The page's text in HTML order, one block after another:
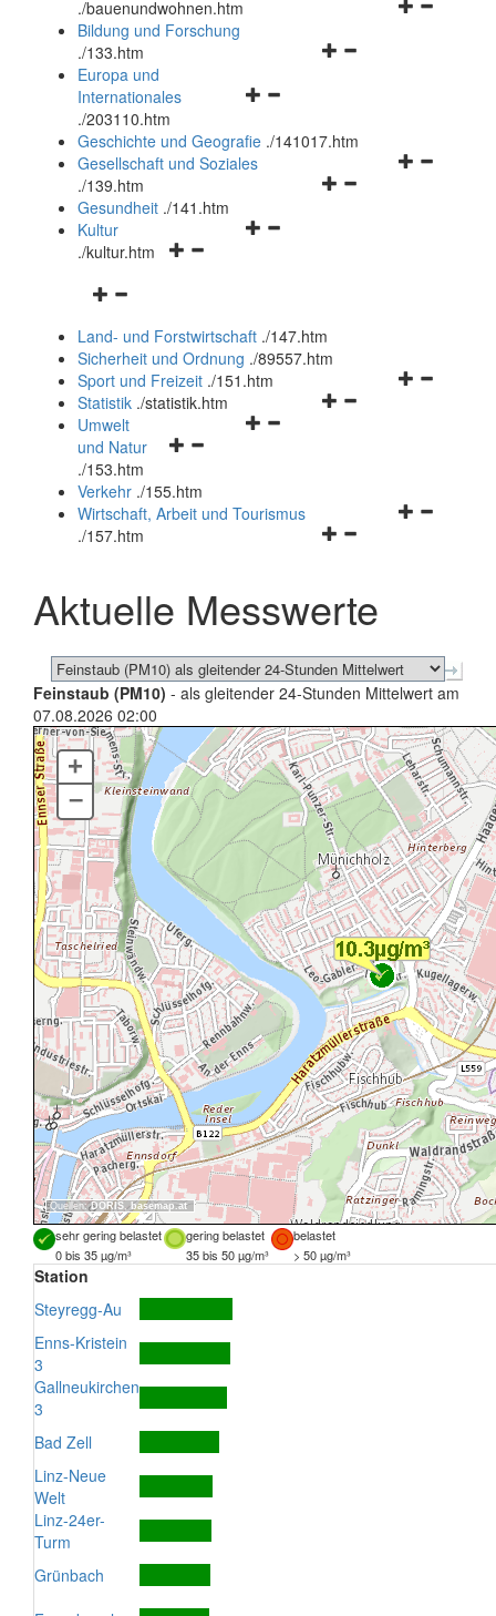
./bauenundwohnen.htm
Navigationsmenü
Bildung und Forschung
./133.htm
Navigationsmenü
und
schließen
Europa und
Internationales
./203110.htm
Geschichte und Geografie ./141017.htm
Navigationsmenü
Gesellschaft und Soziales
./139.htm
Navigationsmenü
Gesundheit ./141.htm
Navigationsmenü
Kultur
./kultur.htm
Navigationsmenü
und
schließen
Land- und Forstwirtschaft ./147.htm
Sicherheit und Ordnung ./89557.htm
Navigationsmenü
Sport und Freizeit ./151.htm
Navigationsmenü
Statistik ./statistik.htm
Navigationsmenü
und
schließen
Umwelt
und Natur
./153.htm
Verkehr ./155.htm
Navigationsmenü
schließen
Wirtschaft, Arbeit und Tourismus
./157.htm
Aktuelle Messwerte
Feinstaub (PM10) - als gleitender 24-Stunden Mittelwert am
07.08.2026 02:00
Quellen:DORIS, basemap.at
+
–
sehr gering belastet gering belastet
belastet
0 bis 35 µg/m³
35 bis 50 µg/m³ > 50 µg/m³
Station
Steyregg-Au
Enns-Kristein
3
Gallneukirchen
3
Bad Zell
Linz-Neue
Welt
Linz-24er-
Turm
Grünbach